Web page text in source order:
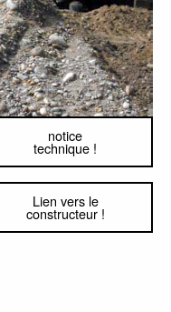
notice
technique !
Lien vers le
constructeur !